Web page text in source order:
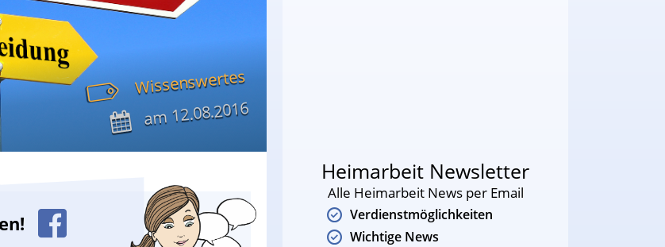
Wissenswertes
am12.08.2016
Heimarbeit Newsletter
Alle Heimarbeit News per Email
Verdienstmöglichkeiten
Wichtige News